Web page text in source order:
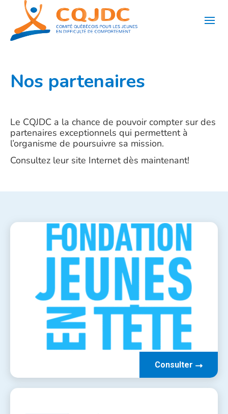
contenu
Nos partenaires
Le CQJDC a la chance de pouvoir compter sur des
partenaires exceptionnels qui permettent à
l’organisme de poursuivre sa mission.
Consultez leur site Internet dès maintenant!
Consulter